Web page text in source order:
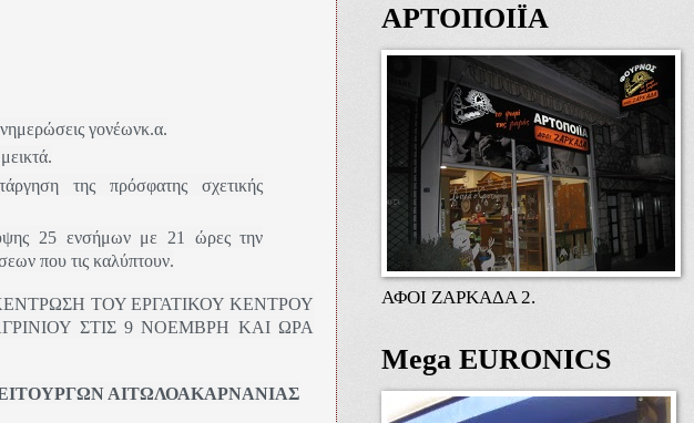
γονέωνκ.α.
της πρόσφατης σχετικής
25 ενσήμων με 21 ώρες την
που τις καλύπτουν.
ΤΟΥ ΕΡΓΑΤΙΚΟΥ ΚΕΝΤΡΟΥ
ΣΤΙΣ 9 ΝΟΕΜΒΡΗ ΚΑΙ ΩΡΑ
ΑΙΤΩΛΟΑΚΑΡΝΑΝΙΑΣ
ΑΡΤΟΠΟΙΪΑ
ΑΦΟΙ ΖΑΡΚΑΔΑ 2.
Mega EURONICS